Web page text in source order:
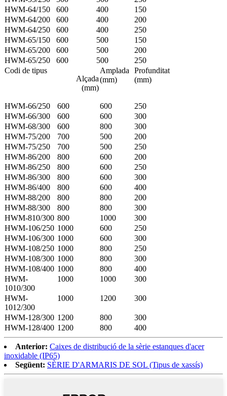
HWM-64/150
600 400
150
HWM-64/200
600 400
200
HWM-64/250
600 400
250
HWM-65/150
600 500
150
HWM-65/200
600 500
200
HWM-65/250
600 500
250
Codi de tipus
Alçada
(mm)
Amplada
(mm)
Profunditat
(mm)
HWM-66/250 600 600
250
HWM-66/300
600 600
300
HWM-68/300
600 800
300
HWM-75/200
700 500
200
HWM-75/250
700 500
250
HWM-86/200
800 600
200
HWM-86/250
800 600
250
HWM-86/300
800 600
300
HWM-86/400
800 600
400
HWM-88/200
800 800
200
HWM-88/300
800 800
300
HWM-810/300 800 1000
300
HWM-106/250 1000 600
250
HWM-106/300 1000 600
300
HWM-108/250 1000 800
250
HWM-108/300 1000 800
300
HWM-108/400 1000 800
400
HWM-
1010/300
1000 1000 300
HWM-
1012/300
1000 1200 300
HWM-128/300 1200 800
300
HWM-128/400 1200 800 400
Anterior: Caixes de distribució de la sèrie estanques d'acer
inoxidable (IP65)
Següent: SÈRIE D'ARMARIS DE SOL (Tipus de xassís)